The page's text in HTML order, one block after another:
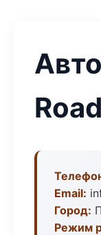
Road
Email:
Город:
Режим